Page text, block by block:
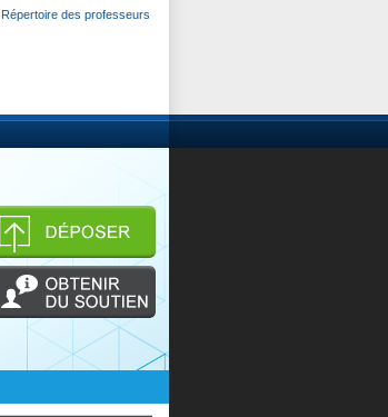
Répertoire des professeurs